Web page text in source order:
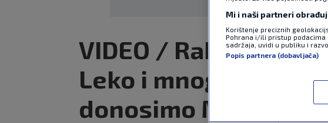
VIDEO / Rakitić,
Leko i mnogi drugi
donosimo Mundijal
Mi i naši partneri
Korištenje preciznih
Pohrana i/ili pristup podacima
sadržaja, uvidi u publiku i
Popis partnera (dobavljača)